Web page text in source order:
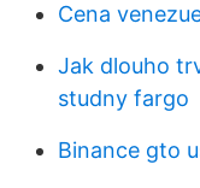
Cena
Jak dlouho
studny fargo
Binance gto